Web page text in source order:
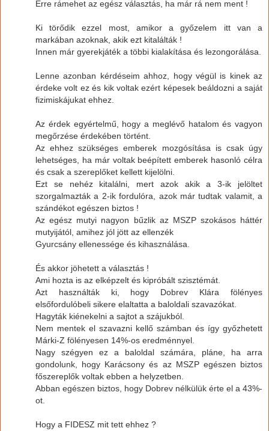
Erre rámehet az egész választás, ha már rá nem ment !
Ki törődik ezzel most, amikor a győzelem itt van a
markában azoknak, akik ezt kitalálták !
Innen már gyerekjáték a többi kialakítása és lezongorálása.
Lenne azonban kérdéseim ahhoz, hogy végül is kinek az
érdeke volt ez és kik voltak ezért képesek beáldozni a saját
fizimiskájukat ehhez.
Az érdek egyértelmű, hogy a meglévő hatalom és vagyon
megőrzése érdekében történt.
Az ehhez szükséges emberek mozgósítása is csak úgy
lehetséges, ha már voltak beépített emberek hasonló célra
és csak a szereplőket kellett kijelölni.
Ezt se nehéz kitalálni, mert azok akik a 3-ik jelöltet
szorgalmazták a 2-ik fordulóra, azok már tudtak valamit, a
szándékot egészen biztos !
Az egész mutyi nagyon bűzlik az MSZP szokásos háttér
mutyijától, amihez jól jött az ellenzék
Gyurcsány ellenessége és kihasználása.
És akkor jöhetett a választás !
Ami hozta is az elképzelt és kipróbált szisztémát.
Azt használták ki, hogy Dobrev Klára fölényes
elsőfordulóbeli sikere elaltatta a baloldali szavazókat.
Hagyták kiénekelni a sajtot a szájukból.
Nem mentek el szavazni kellő számban és így győzhetett
Márki-Z fölényesen 14%-os eredménnyel.
Nagy szégyen ez a baloldal számára, pláne, ha arra
gondolunk, hogy Karácsony és az MSZP egészen biztos
főszereplők voltak ebben a helyzetben.
Abban egészen biztos, hogy Dobrev nélkülük érte el a 43%-
ot.
Hogy a FIDESZ mit tett ehhez ?